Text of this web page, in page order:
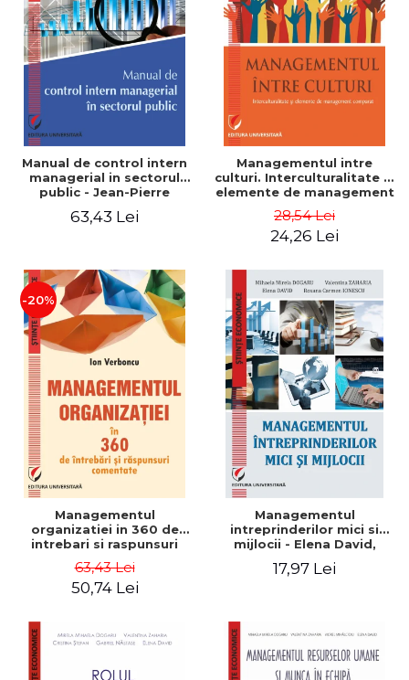
Manual de control intern
managerial in sectorul
public - Jean-Pierre
63,43 Lei
Managementul intre
culturi. Interculturalitate si
elemente de management
Dumitrascu
28,54 Lei
24,26 Lei
-20%
Managementul
organizatiei in 360 de
intrebari si raspunsuri
63,43 Lei
50,74 Lei
Managementul
intreprinderilor mici si
mijlocii - Elena David,
Roxana Carmen Ionescu,
17,97 Lei